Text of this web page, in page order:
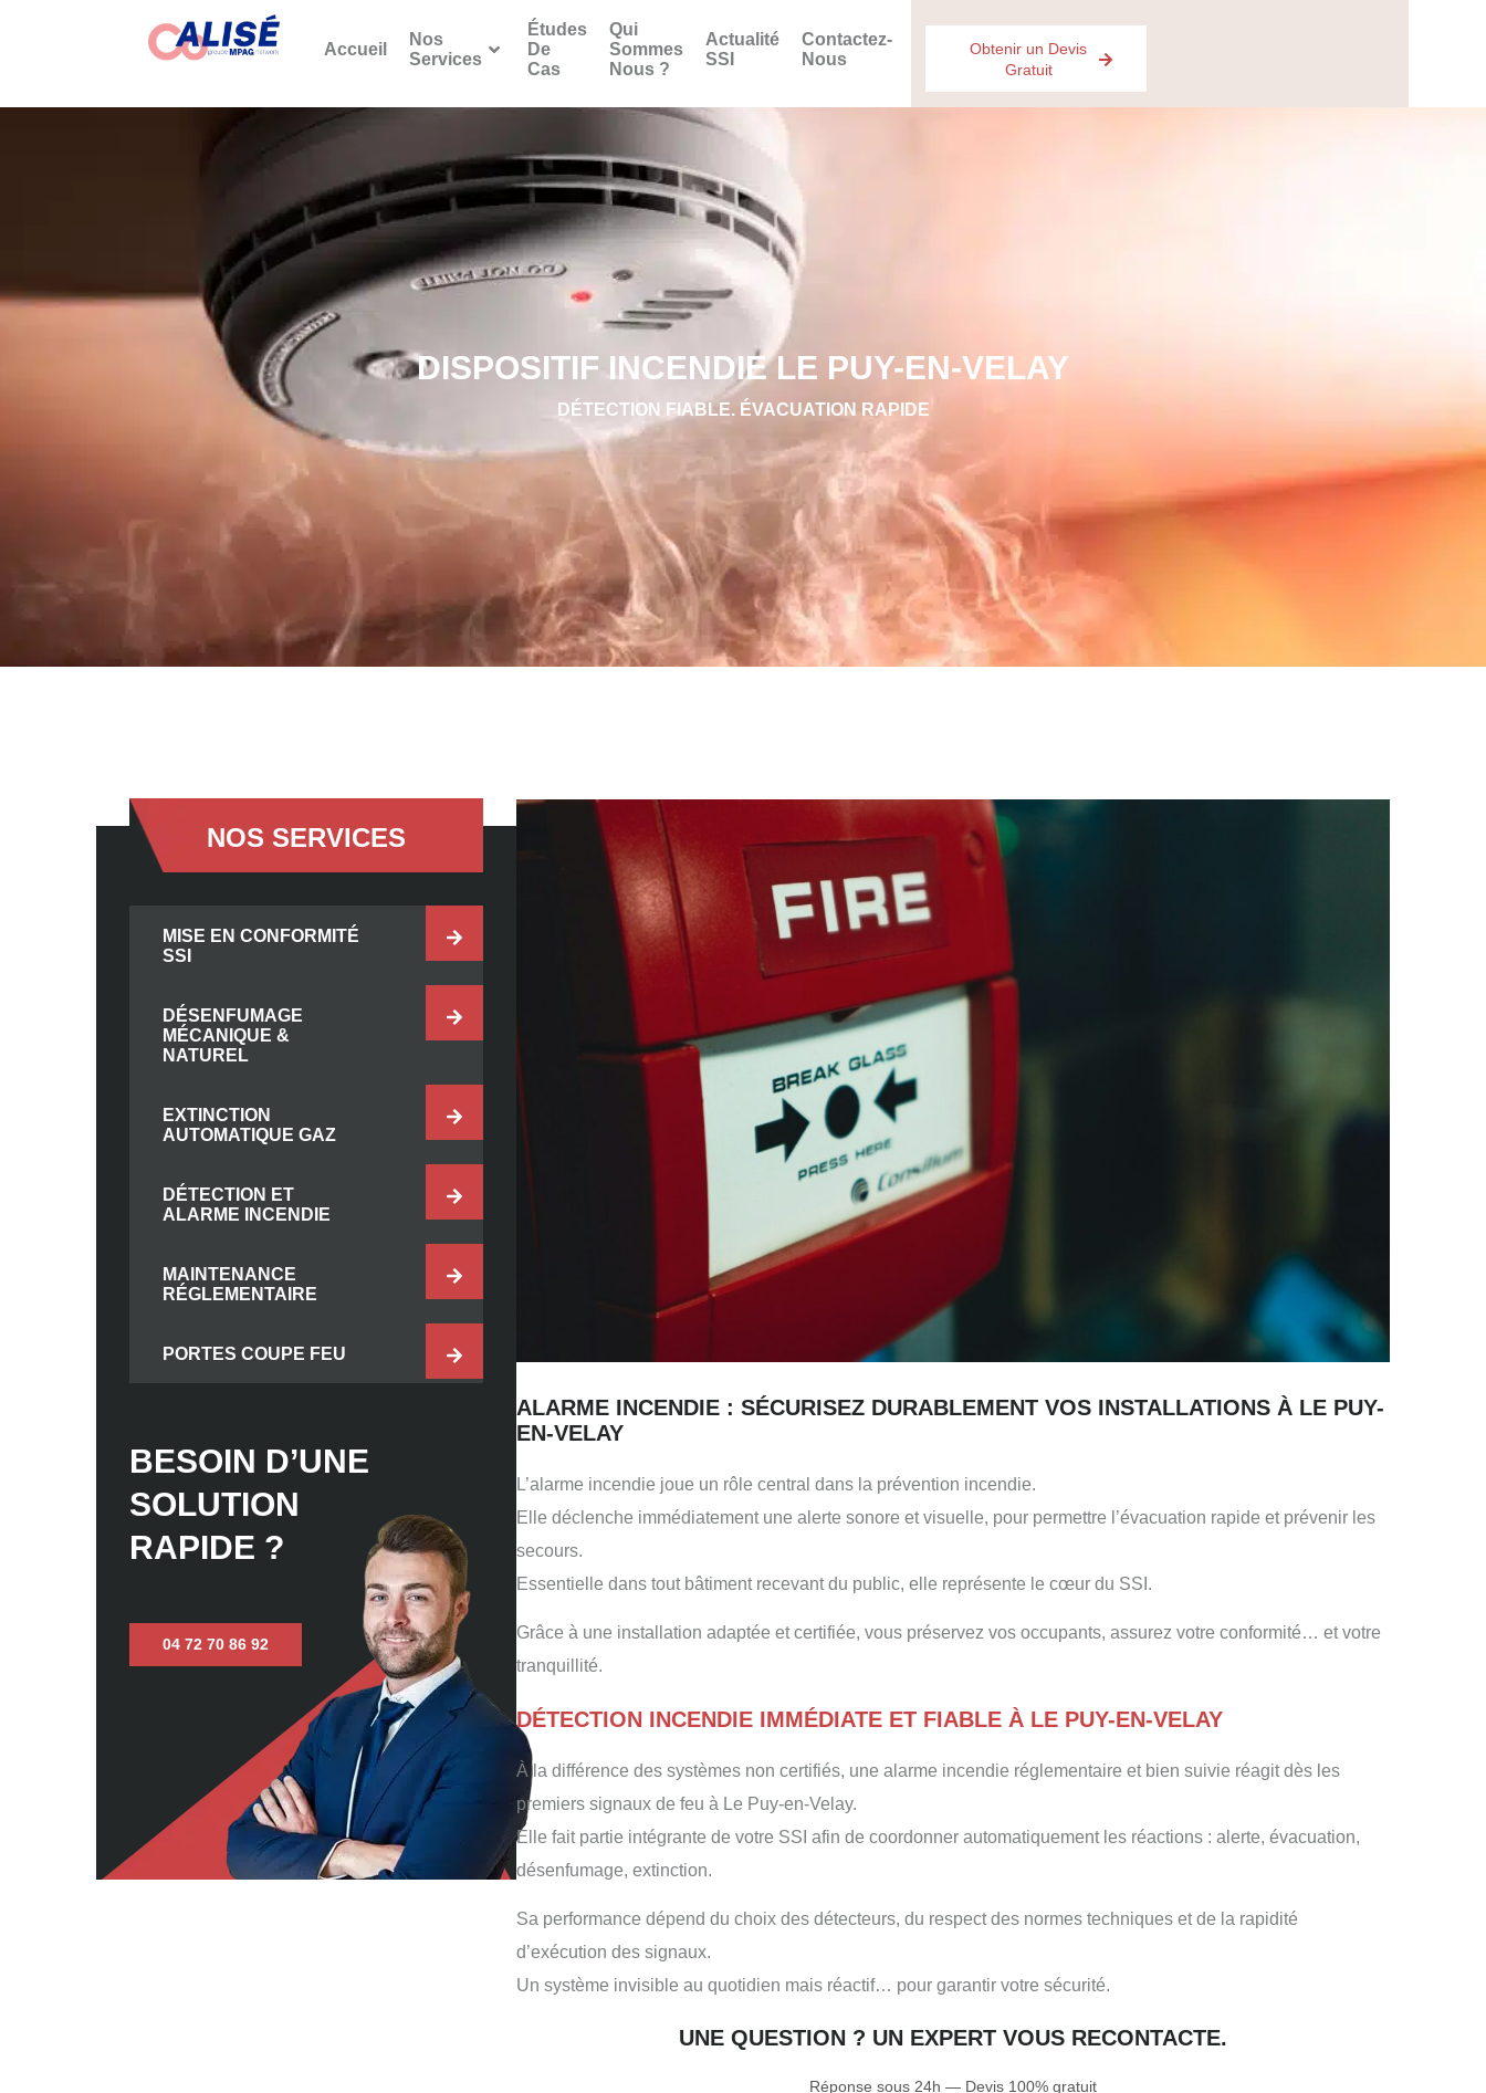
Accueil
Nos
Services
Études
De
Cas
Qui
Sommes
Nous ?
Actualité
SSI
Contactez-
Nous
Obtenir un Devis
Gratuit
DISPOSITIF INCENDIE LE PUY-EN-VELAY
DÉTECTION FIABLE. ÉVACUATION RAPIDE
NOS SERVICES
MISE EN CONFORMITÉ
SSI
DÉSENFUMAGE
MÉCANIQUE &
NATUREL
EXTINCTION
AUTOMATIQUE GAZ
DÉTECTION ET
ALARME INCENDIE
MAINTENANCE
RÉGLEMENTAIRE
PORTES COUPE FEU
BESOIN D’UNE
SOLUTION
RAPIDE ?
04 72 70 86 92
ALARME INCENDIE : SÉCURISEZ DURABLEMENT VOS INSTALLATIONS À LE PUY-
EN-VELAY
L’alarme incendie joue un rôle central dans la prévention incendie.
Elle déclenche immédiatement une alerte sonore et visuelle, pour permettre l’évacuation rapide et prévenir les
secours.
Essentielle dans tout bâtiment recevant du public, elle représente le cœur du SSI.
Grâce à une installation adaptée et certifiée, vous préservez vos occupants, assurez votre conformité… et votre
tranquillité.
DÉTECTION INCENDIE IMMÉDIATE ET FIABLE À LE PUY-EN-VELAY
À la différence des systèmes non certifiés, une alarme incendie réglementaire et bien suivie réagit dès les
premiers signaux de feu à Le Puy-en-Velay.
Elle fait partie intégrante de votre SSI afin de coordonner automatiquement les réactions : alerte, évacuation,
désenfumage, extinction.
Sa performance dépend du choix des détecteurs, du respect des normes techniques et de la rapidité
d’exécution des signaux.
Un système invisible au quotidien mais réactif… pour garantir votre sécurité.
UNE QUESTION ? UN EXPERT VOUS RECONTACTE.
Réponse sous 24h — Devis 100% gratuit